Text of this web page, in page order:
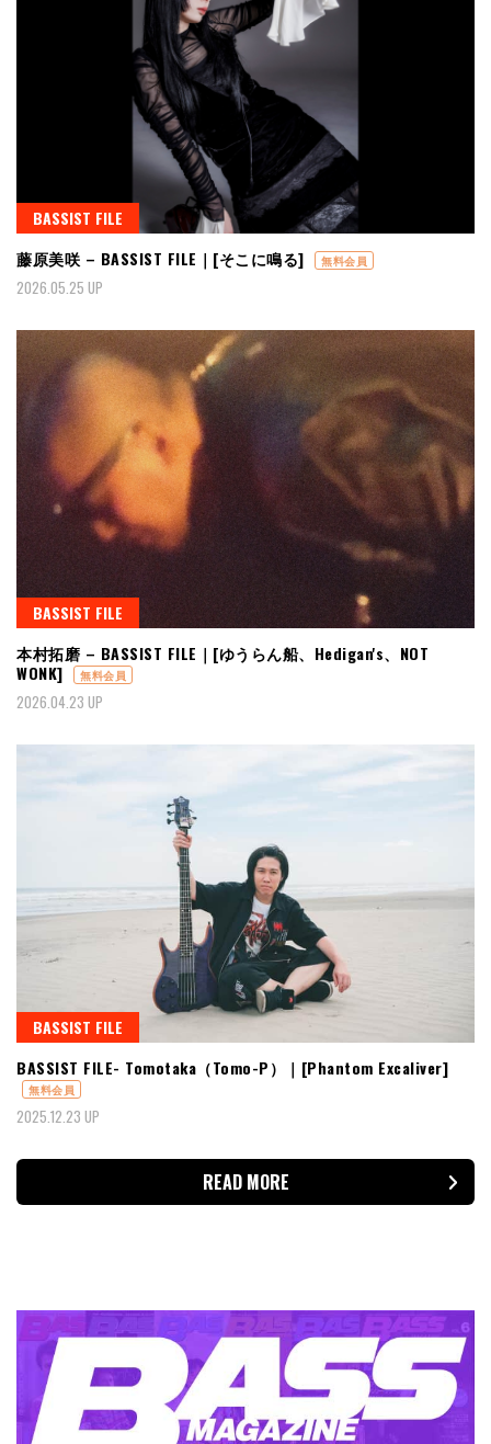
BASSIST FILE
藤原美咲 – BASSIST FILE｜[そこに鳴る]
無料会員
2026.05.25 UP
BASSIST FILE
本村拓磨 – BASSIST FILE｜[ゆうらん船、Hedigan's、NOT
WONK]
無料会員
2026.04.23 UP
BASSIST FILE
BASSIST FILE- Tomotaka（Tomo-P）｜[Phantom Excaliver]
無料会員
2025.12.23 UP
READ MORE